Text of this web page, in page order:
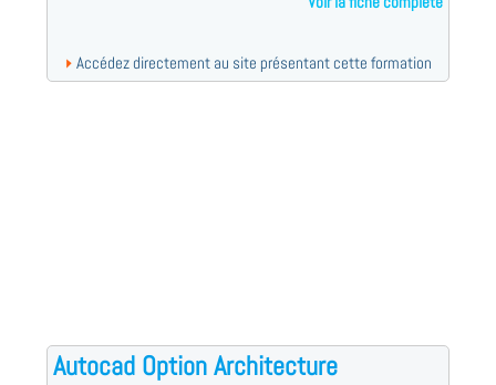
Accédez directement au site présentant cette formation
Autocad Option Architecture